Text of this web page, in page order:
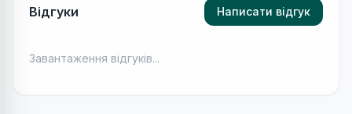
Відгуки Написати відгук
Завантаження відгуків...